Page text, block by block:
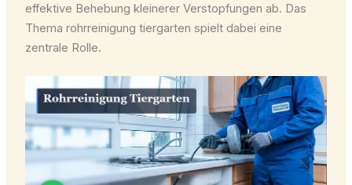
effektive Behebung kleinerer Verstopfungen ab. Das
Thema rohrreinigung tiergarten spielt dabei eine
zentrale Rolle.